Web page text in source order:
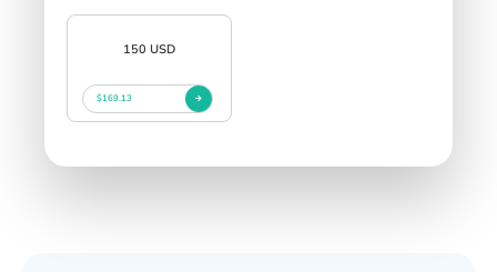
150 USD
$169.13